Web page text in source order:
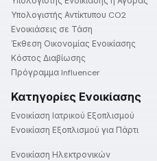
Υπολογιστής Αντίκτυπου CO2
Ενοικιάσεις σε Τάση
Έκθεση Οικονομίας Ενοικίασης
Κόστος Διαβίωσης
Πρόγραμμα Influencer
Κατηγορίες Ενοικίασης
Ενοικίαση Ιατρικού Εξοπλισμού
Ενοικίαση Εξοπλισμού για Πάρτι
Ενοικίαση Ηλεκτρονικών